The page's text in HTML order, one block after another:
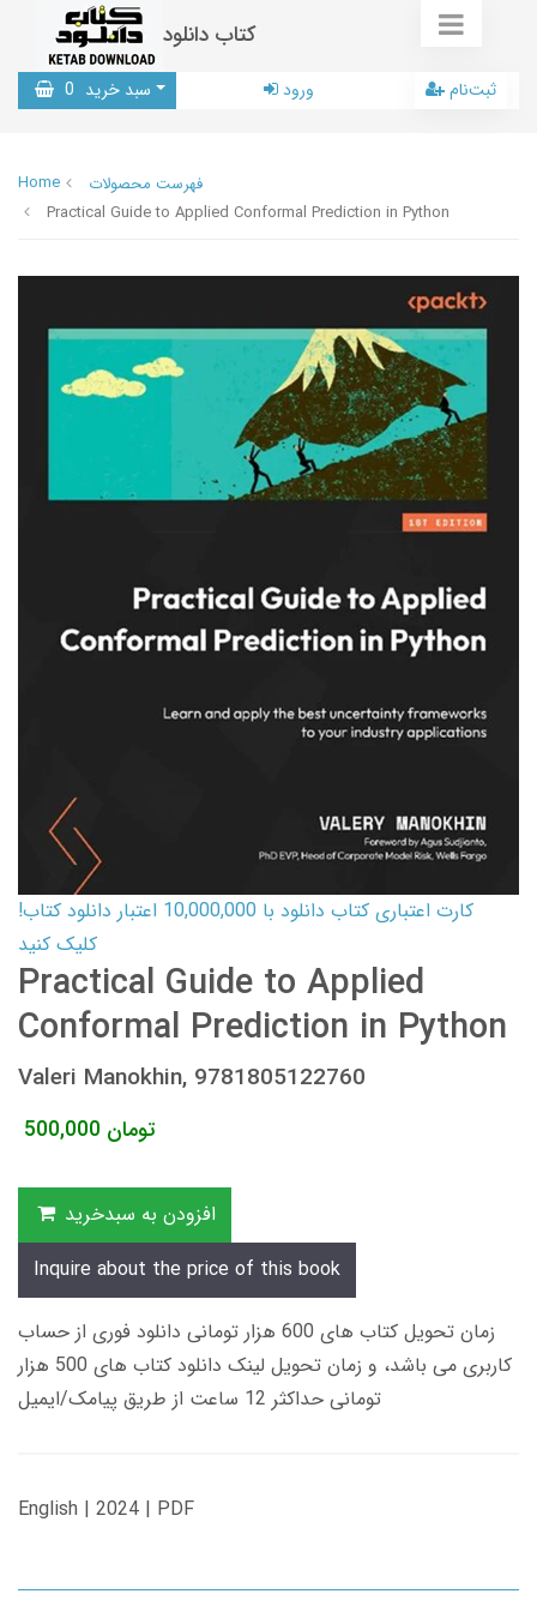
کتاب دانلود
سبد خرید 0 ورود ثبت‌نام
Home
فهرست محصولات
Practical Guide to Applied Conformal Prediction in Python
کارت اعتباری کتاب دانلود با 10,000,000 اعتبار دانلود کتاب!
کلیک کنید
Practical Guide to Applied
Conformal Prediction in Python
Valeri Manokhin, 9781805122760
500,000 تومان
افزودن به سبدخرید
Inquire about the price of this book
زمان تحویل کتاب های 600 هزار تومانی دانلود فوری از حساب
کاربری می باشد، و زمان تحویل لینک دانلود کتاب های 500 هزار
تومانی حداکثر 12 ساعت از طریق پیامک/ایمیل
English | 2024 | PDF